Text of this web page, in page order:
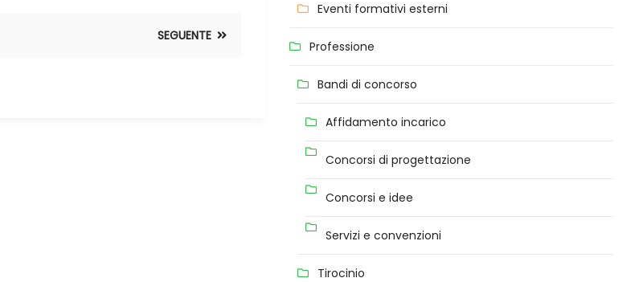
SEGUENTE
Eventi formativi esterni
Professione
Bandi di concorso
Affidamento incarico
Concorsi di progettazione
Concorsi e idee
Servizi e convenzioni
Tirocinio